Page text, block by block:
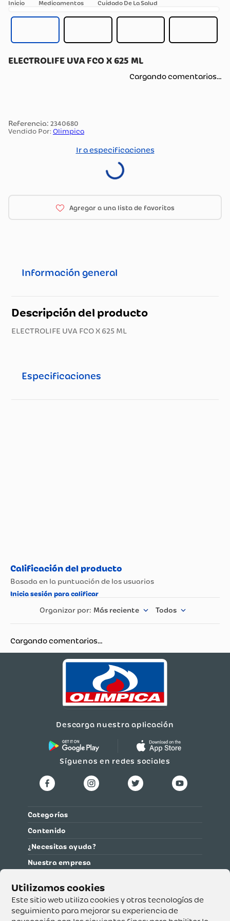
Este sitio web utiliza cookies y otras tecnologías de
seguimiento para mejorar su experiencia de
Medicamentos Cuidado De La Salud
ELECTROLIFE UVA FCO X 625 ML
Cargando comentarios…
: 2340680
Vendido Por: Olimpica
Ir a especificaciones
Información general
Descripción del producto
ELECTROLIFE UVA FCO X 625 ML
Especificaciones
Más reciente Todos
Cargando comentarios…
Descarga nuestra aplicación
Síguenos en redes sociales
Categorías
Contenido
¿Necesitas ayuda?
Nuestra empresa